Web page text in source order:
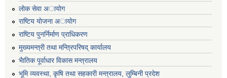
लाेक सेवा अायाेग
राष्टिय याेजना अायाेग
राष्टिय पुनर्निर्माण प्राधिकरण
मुख्यमन्त्री तथा मन्त्रिपरिषद् कार्यालय
भैातिक पूर्वाधार विकास मन्त्रालय
भूमि व्यवस्था, कृषि तथा सहकारी मन्त्रालय, लु्म्बिनी प्रदेश